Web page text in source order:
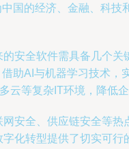
国的经济、金融、科
安全软件需具备几个关
助AI与机器学习技术
云等复杂IT环境，降低
安全、供应链安全等热
转型提供了切实可行的